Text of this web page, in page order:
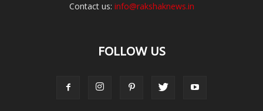
Contact us: info@rakshaknews.in
FOLLOW US